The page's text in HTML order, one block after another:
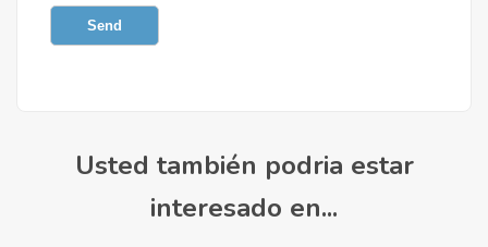
Send
Usted también podria estar
interesado en...